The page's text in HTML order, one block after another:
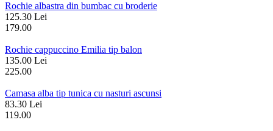
Rochie albastra din bumbac cu broderie
125.30 Lei
179.00
Rochie cappuccino Emilia tip balon
135.00 Lei
225.00
Camasa alba tip tunica cu nasturi ascunsi
83.30 Lei
119.00